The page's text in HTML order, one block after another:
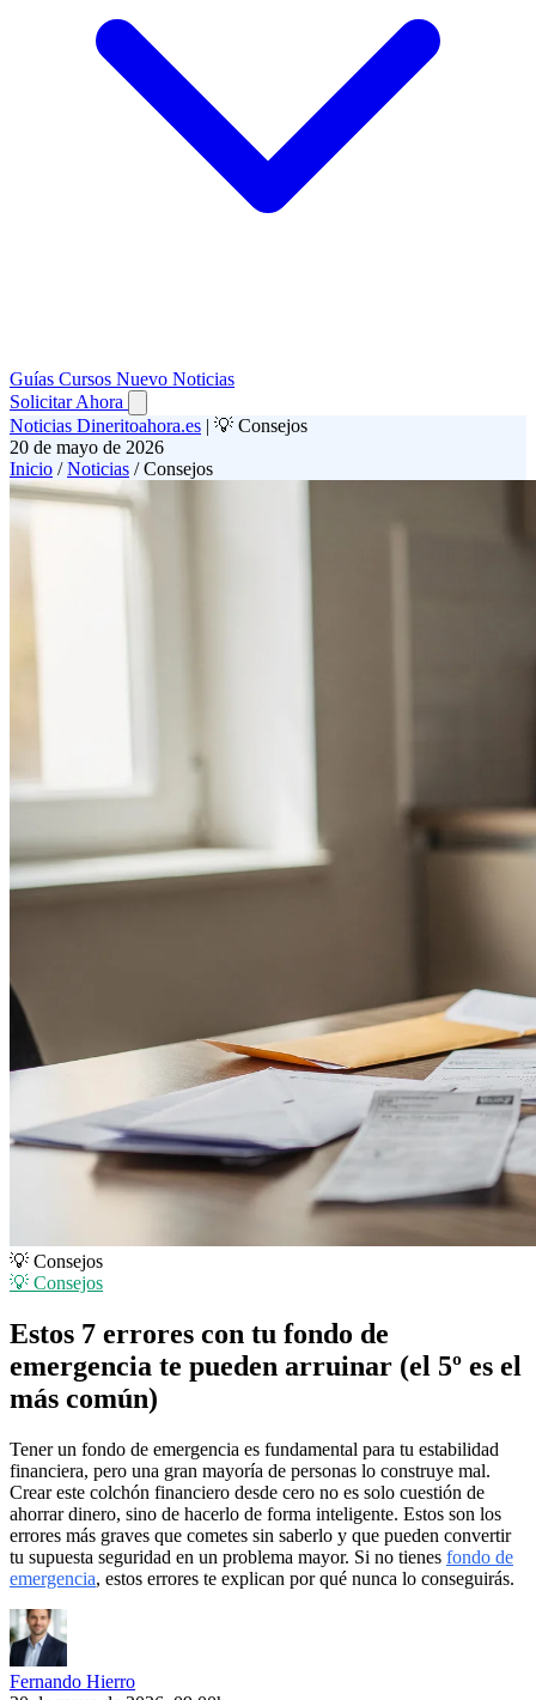
Guías Cursos Nuevo Noticias
Solicitar Ahora
Noticias Dineritoahora.es | 💡 Consejos
20 de mayo de 2026
Inicio / Noticias / Consejos
💡 Consejos
💡 Consejos
Estos 7 errores con tu fondo de
emergencia te pueden arruinar (el 5º es el
más común)
Tener un fondo de emergencia es fundamental para tu estabilidad
financiera, pero una gran mayoría de personas lo construye mal.
Crear este colchón financiero desde cero no es solo cuestión de
ahorrar dinero, sino de hacerlo de forma inteligente. Estos son los
errores más graves que cometes sin saberlo y que pueden convertir
tu supuesta seguridad en un problema mayor. Si no tienes fondo de
emergencia, estos errores te explican por qué nunca lo conseguirás.
Fernando Hierro